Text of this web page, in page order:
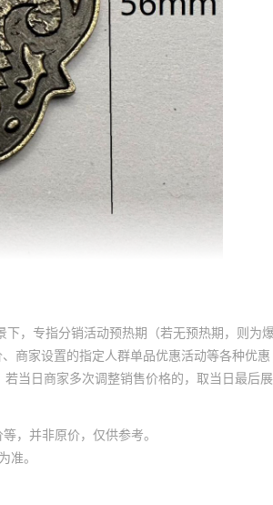
，专指分销活动预热期（若无预热期，则为
商家设置的指定人群单品优惠活动等各种优
当日商家多次调整销售价格的，取当日最后展
，并非原价，仅供参考。
准。